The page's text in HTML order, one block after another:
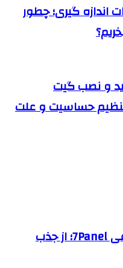
اندازه گیری؛ چطور
و نصب گیت
حساسیت و علت
خدمات شبکه‌های اجتماعی 7Panel؛ از جذب